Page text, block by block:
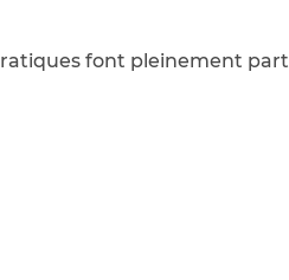
font pleinement